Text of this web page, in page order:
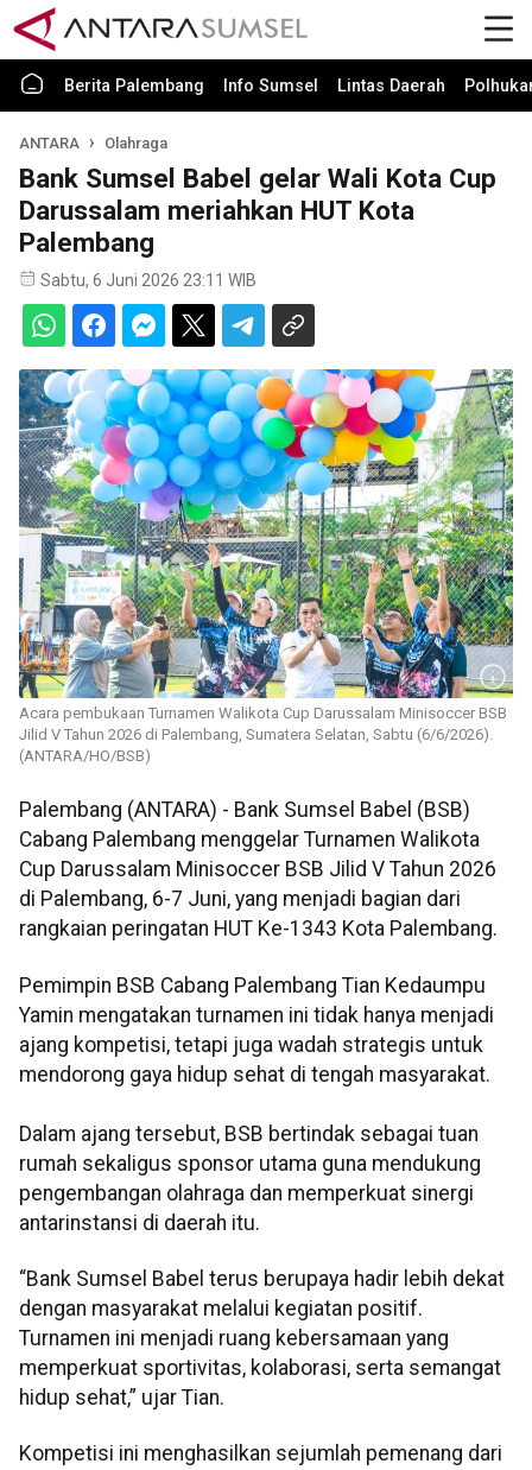
Berita Palembang Info Sumsel Lintas Daerah
ANTARA Olahraga
Bank Sumsel Babel gelar Wali Kota Cup
Darussalam meriahkan HUT Kota
Palembang
Sabtu, 6 Juni 2026 23:11 WIB
Acara pembukaan Turnamen Walikota Cup Darussalam Minisoccer BSB
Jilid V Tahun 2026 di Palembang, Sumatera Selatan, Sabtu (6/6/2026).
(ANTARA/HO/BSB)
Palembang (ANTARA) - Bank Sumsel Babel (BSB)
Cabang Palembang menggelar Turnamen Walikota
Cup Darussalam Minisoccer BSB Jilid V Tahun 2026
di Palembang, 6-7 Juni, yang menjadi bagian dari
rangkaian peringatan HUT Ke-1343 Kota Palembang.
Pemimpin BSB Cabang Palembang Tian Kedaumpu
Yamin mengatakan turnamen ini tidak hanya menjadi
ajang kompetisi, tetapi juga wadah strategis untuk
mendorong gaya hidup sehat di tengah masyarakat.
Dalam ajang tersebut, BSB bertindak sebagai tuan
rumah sekaligus sponsor utama guna mendukung
pengembangan olahraga dan memperkuat sinergi
antarinstansi di daerah itu.
“Bank Sumsel Babel terus berupaya hadir lebih dekat
dengan masyarakat melalui kegiatan positif.
Turnamen ini menjadi ruang kebersamaan yang
memperkuat sportivitas, kolaborasi, serta semangat
hidup sehat,” ujar Tian.
Kompetisi ini menghasilkan sejumlah pemenang dari